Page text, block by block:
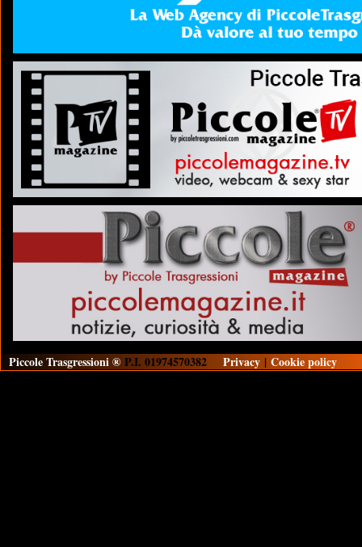
Piccole Trasgressioni ® P.I. 01974570382 Privacy | Cookie policy